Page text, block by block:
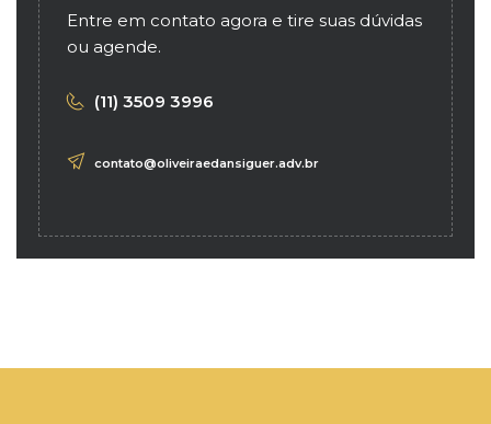
Entre em contato agora e tire suas dúvidas
ou agende.
(11) 3509 3996
contato@oliveiraedansiguer.adv.br